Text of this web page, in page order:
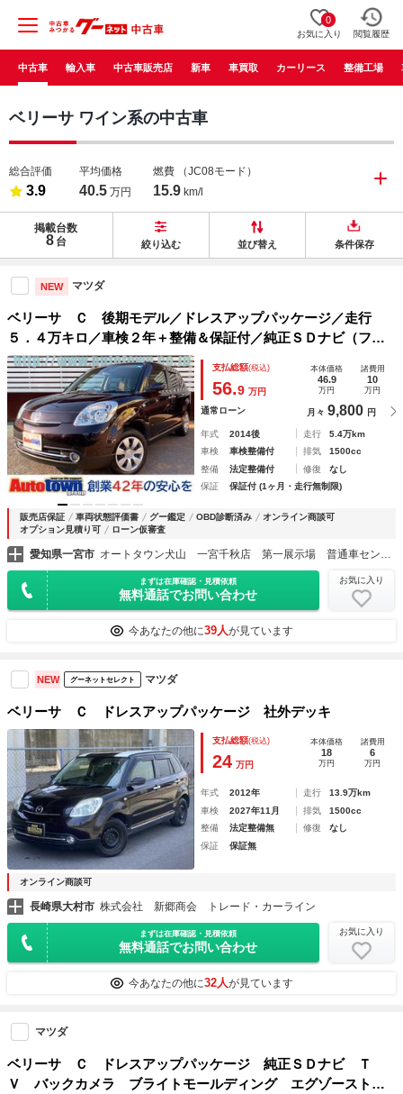
0
お気に入り 閲覧履歴
中古車 輸入車 中古車販売店 新車 車買取 カーリース 整備工場
ベリーサ ワイン系の中古車
総合評価
3.9
平均価格
40.5 万円
燃費 （JC08モード）
15.9 km/l
掲載台数
8 台 絞り込む 並び替え 条件保存
NEW マツダ
ベリーサ Ｃ 後期モデル／ドレスアップパッケージ／走行
５．４万キロ／車検２年＋整備＆保証付／純正ＳＤナビ（フル
セグＴＶ／ＣＤ・ＤＶＤ再生／ＳＤ／Ｂｌｕｅｔｏｏｔｈオー
ディオ）／ＥＴＣ／オートエアコン／スマートキ－
支払総額(税込)
56.9 万円
本体価格
46.9
万円
諸費用
10
万円
通常ローン 月々 9,800 円
年式 2014後 走行
5.4万km
車検
車検整備付 排気
1500cc
整備
法定整備付 修復
なし
保証
保証付 (1ヶ月・走行無制限)
販売店保証 車両状態評価書 グー鑑定 OBD診断済み
オンライン商談可
オプション見積り可
ローン仮審査
愛知県一宮市 オートタウン犬山 一宮千秋店 第一展示場 普通車センター
まずは在庫確認・見積依頼
無料通話でお問い合わせ
お気に入り
今あなたの他に39人が見ています
NEW グーネットセレクト マツダ
ベリーサ Ｃ ドレスアップパッケージ 社外デッキ
支払総額(税込)
24 万円
本体価格
18
万円
諸費用
6
万円
年式 2012年 走行
13.9万km
車検
2027年11月 排気
1500cc
整備
法定整備無 修復
なし
保証
保証無
オンライン商談可
長崎県大村市 株式会社 新郷商会 トレード・カーライン
まずは在庫確認・見積依頼
無料通話でお問い合わせ
お気に入り
今あなたの他に32人が見ています
マツダ
ベリーサ Ｃ ドレスアップパッケージ 純正ＳＤナビ Ｔ
Ｖ バックカメラ ブライトモールディング エグゾーストパ